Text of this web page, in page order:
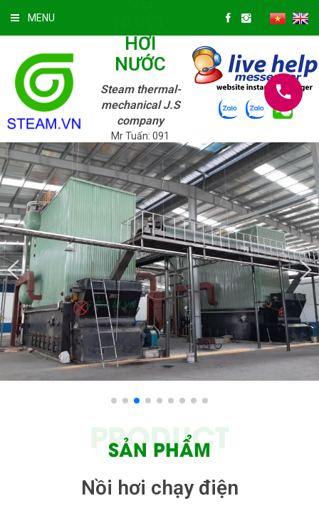
MENU
HƠI
NƯỚC
Steam thermal-
mechanical J.S
company
Mr Tuấn: 091
3322 147; Mr.
Tuyền: 039 720
9625
Thứ Sáu
07/08/2026 »
10:32:21 AM
PRODUCT
SẢN PHẨM
Nồi hơi chạy điện